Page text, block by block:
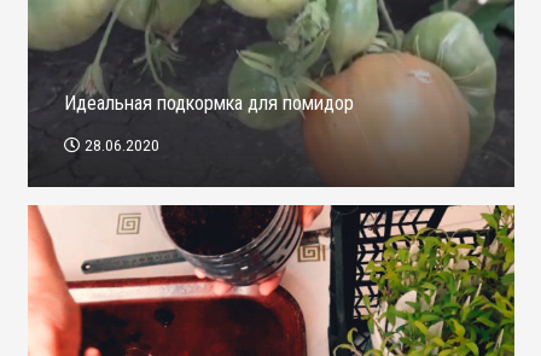
Идеальная подкормка для помидор
28.06.2020